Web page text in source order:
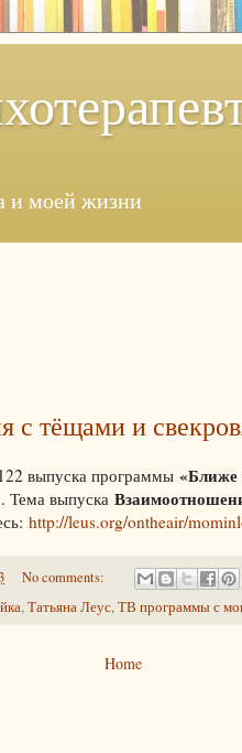
и моей жизни
с тёщами и
выпуска программы «Ближе
Тема выпуска
http://leus.org/ontheair/
No comments:
,Татьяна Леус,ТВ программы с
Home